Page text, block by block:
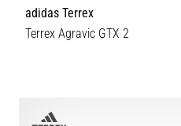
adidas Terrex
Terrex Agravic GTX 2
40⅔ 41⅓ 42 42⅔ 43⅓ 44 44⅔